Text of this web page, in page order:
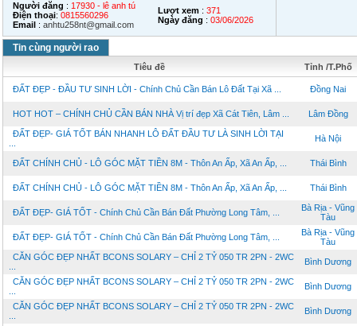
Người đăng : 17930 - lê anh tú
Điện thoại: 0815560296
Email : anhtu258nt@gmail.com
Lượt xem : 371
Ngày đăng : 03/06/2026
Tin cùng người rao
Tiêu đề Tỉnh /T.Phố
ĐẤT ĐẸP - ĐẦU TƯ SINH LỜI - Chính Chủ Cần Bán Lô Đất Tại Xã ... Đồng Nai
HOT HOT – CHÍNH CHỦ CẦN BÁN NHÀ Vị trí đẹp Xã Cát Tiên, Lâm ... Lâm Đồng
ĐẤT ĐẸP- GIÁ TỐT BÁN NHANH LÔ ĐẤT ĐẦU TƯ LÀ SINH LỜI TẠI
Hà Nội
ĐẤT CHÍNH CHỦ - LÔ GÓC MẶT TIỀN 8M - Thôn An Ấp, Xã An Ấp, ... Thái Bình
ĐẤT CHÍNH CHỦ - LÔ GÓC MẶT TIỀN 8M - Thôn An Ấp, Xã An Ấp, ... Thái Bình
ĐẤT ĐẸP- GIÁ TỐT - Chính Chủ Cần Bán Đất Phường Long Tâm, ...
Bà Rịa - Vũng
Tàu
ĐẤT ĐẸP- GIÁ TỐT - Chính Chủ Cần Bán Đất Phường Long Tâm, ...
Bà Rịa - Vũng
Tàu
CĂN GÓC ĐẸP NHẤT BCONS SOLARY – CHỈ 2 TỶ 050 TR 2PN - 2WC
Bình Dương
CĂN GÓC ĐẸP NHẤT BCONS SOLARY – CHỈ 2 TỶ 050 TR 2PN - 2WC
Bình Dương
CĂN GÓC ĐẸP NHẤT BCONS SOLARY – CHỈ 2 TỶ 050 TR 2PN - 2WC
Bình Dương